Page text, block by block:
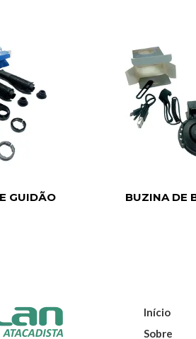
GUIDÃO BUZINA DE
Início
Sobre